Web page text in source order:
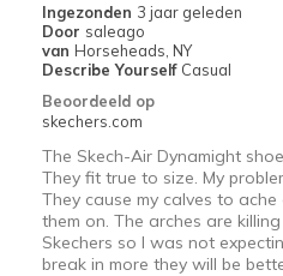
Going Out
Sizing
Feels true
View On Shoes
I'm Really
Ingezonden 3 jaar geleden
Door saleago
van Horseheads, NY
Describe Yourself Casual
Beoordeeld op
skechers.com
The Skech-Air Dynamight
They fit true to size. My
They cause my calves to
them on. The arches are
Skechers so I was not
break in more they will be